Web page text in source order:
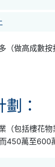
（做高成數
：
（包括樓花
450萬至600